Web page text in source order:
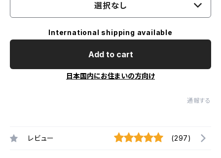
選択なし
International shipping available
Add to cart
日本国内にお住まいの方向け
通報する
レビュー (297)